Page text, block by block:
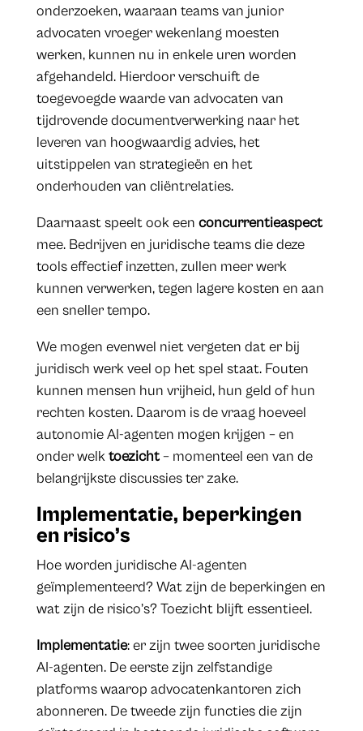
onderzoeken, waaraan teams van junior
advocaten vroeger wekenlang moesten
werken, kunnen nu in enkele uren worden
afgehandeld. Hierdoor verschuift de
toegevoegde waarde van advocaten van
tijdrovende documentverwerking naar het
leveren van hoogwaardig advies, het
uitstippelen van strategieën en het
onderhouden van cliëntrelaties.
Daarnaast speelt ook een concurrentieaspect
mee. Bedrijven en juridische teams die deze
tools effectief inzetten, zullen meer werk
kunnen verwerken, tegen lagere kosten en aan
een sneller tempo.
We mogen evenwel niet vergeten dat er bij
juridisch werk veel op het spel staat. Fouten
kunnen mensen hun vrijheid, hun geld of hun
rechten kosten. Daarom is de vraag hoeveel
autonomie AI-agenten mogen krijgen – en
onder welktoezicht– momenteel een van de
belangrijkste discussies ter zake.
Implementatie, beperkingen
en risico’s
Hoe worden juridische AI-agenten
geïmplementeerd? Wat zijn de beperkingen en
wat zijn de risico’s? Toezicht blijft essentieel.
Implementatie: er zijn twee soorten juridische
AI-agenten. De eerste zijn zelfstandige
platforms waarop advocatenkantoren zich
abonneren. De tweede zijn functies die zijn